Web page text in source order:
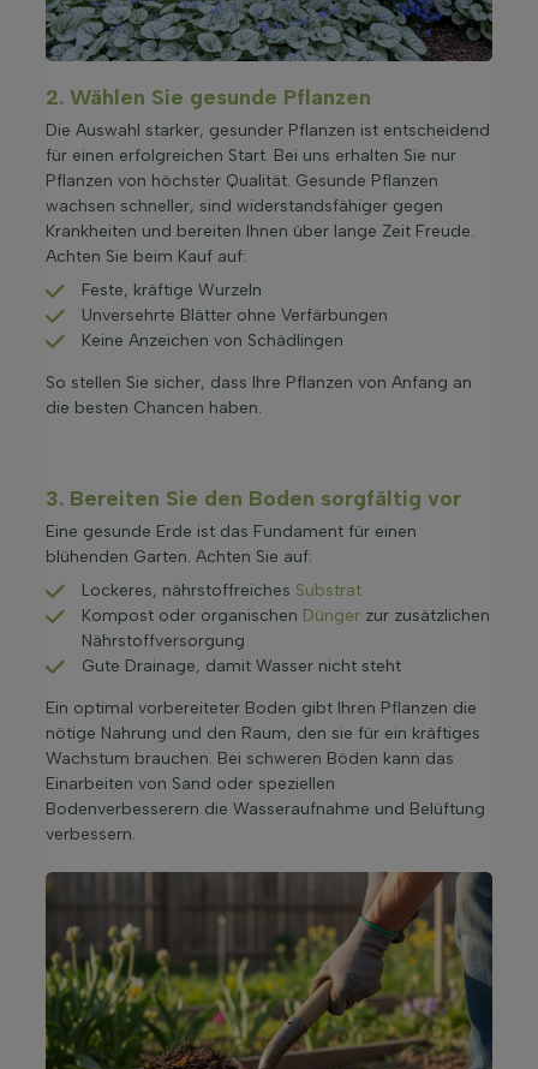
2. Wählen Sie gesunde Pflanzen
Die Auswahl starker, gesunder Pflanzen ist entscheidend
für einen erfolgreichen Start. Bei uns erhalten Sie nur
Pflanzen von höchster Qualität. Gesunde Pflanzen
wachsen schneller, sind widerstandsfähiger gegen
Krankheiten und bereiten Ihnen über lange Zeit Freude.
Achten Sie beim Kauf auf:
Feste, kräftige Wurzeln
Unversehrte Blätter ohne Verfärbungen
Keine Anzeichen von Schädlingen
So stellen Sie sicher, dass Ihre Pflanzen von Anfang an
die besten Chancen haben.
3. Bereiten Sie den Boden sorgfältig vor
Eine gesunde Erde ist das Fundament für einen
blühenden Garten. Achten Sie auf:
Lockeres, nährstoffreiches Substrat
Kompost oder organischen Dünger zur zusätzlichen
Nährstoffversorgung
Gute Drainage, damit Wasser nicht steht
Ein optimal vorbereiteter Boden gibt Ihren Pflanzen die
nötige Nahrung und den Raum, den sie für ein kräftiges
Wachstum brauchen. Bei schweren Böden kann das
Einarbeiten von Sand oder speziellen
Bodenverbesserern die Wasseraufnahme und Belüftung
verbessern.